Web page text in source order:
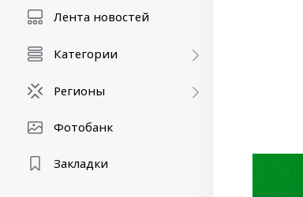
Лента новостей
Категории
Регионы
Фотобанк
Закладки